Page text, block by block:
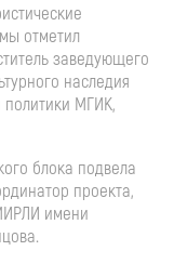
отметил
заведующего
наследия
политики МГИК,
блока подвела
проекта,
имени